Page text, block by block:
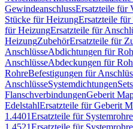
GewindeanschlussErsatzteile für
Stücke für HeizungErsatzteile
für HeizungErsatzteile für
HeizungZubehörErsatzteile für
AnschlüsseAbdichtungen für
AnschlüsseAbdeckungen für
RohreBefestigungen für
AnschlüsseSystemdichtungen
FlanschverbindungenGeberit
EdelstahlErsatzteile für Geberit
1.4401Ersatzteile für
1.4521Ersatzteile für Systemrohre